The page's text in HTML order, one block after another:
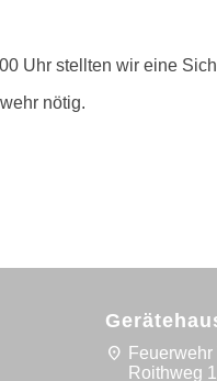
Uhr stellten wir eine
nötig.
location_on Feuerwehr
Roithweg